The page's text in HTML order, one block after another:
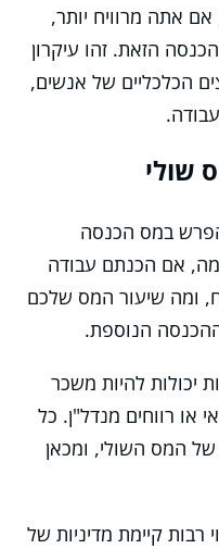
אתה מרוויח יותר,
הזאת. זהו עיקרון
הכלכליים של אנשים,
שולי
במס הכנסה
אם הכנתם עבודה
והכנסתם היא 1,000 ש"ח, ומה שיעור המס שלכם
יכולות להיות משכר
רווחים מנדל"ן. כל
המס השולי, ומכאן
קיימת מדיניות של